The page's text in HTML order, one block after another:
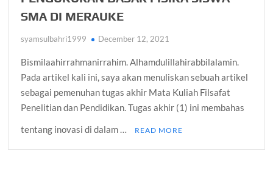
SMA DI MERAUKE
syamsulbahri1999 December 12, 2021
Bismilaahirrahmanirrahim. Alhamdulillahirabbilalamin.
Pada artikel kali ini, saya akan menuliskan sebuah artikel
sebagai pemenuhan tugas akhir Mata Kuliah Filsafat
Penelitian dan Pendidikan. Tugas akhir (1) ini membahas
tentang inovasi di dalam …
READ MORE